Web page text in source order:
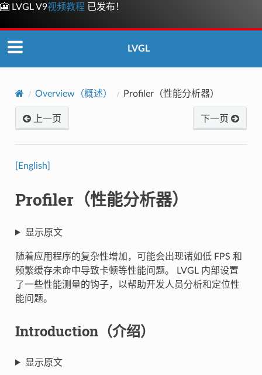
🎦 LVGL V9视频教程 已发布！
LVGL
Overview（概述） Profiler（性能分析器）
上一页 下一页
[English]
Profiler（性能分析器）
显示原文
随着应用程序的复杂性增加，可能会出现诸如低 FPS 和
频繁缓存未命中导致卡顿等性能问题。 LVGL 内部设置
了一些性能测量的钩子，以帮助开发人员分析和定位性
能问题。
Introduction（介绍）
显示原文